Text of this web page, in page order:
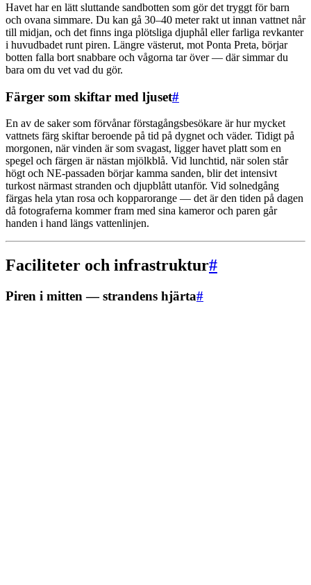
Havet har en lätt sluttande sandbotten som gör det tryggt för barn
och ovana simmare. Du kan gå 30–40 meter rakt ut innan vattnet når
till midjan, och det finns inga plötsliga djuphål eller farliga revkanter
i huvudbadet runt piren. Längre västerut, mot Ponta Preta, börjar
botten falla bort snabbare och vågorna tar över — där simmar du
bara om du vet vad du gör.
Färger som skiftar med ljuset#
En av de saker som förvånar förstagångsbesökare är hur mycket
vattnets färg skiftar beroende på tid på dygnet och väder. Tidigt på
morgonen, när vinden är som svagast, ligger havet platt som en
spegel och färgen är nästan mjölkblå. Vid lunchtid, när solen står
högt och NE-passaden börjar kamma sanden, blir det intensivt
turkost närmast stranden och djupblått utanför. Vid solnedgång
färgas hela ytan rosa och kopparorange — det är den tiden på dagen
då fotograferna kommer fram med sina kameror och paren går
handen i hand längs vattenlinjen.
Faciliteter och infrastruktur#
Piren i mitten — strandens hjärta#